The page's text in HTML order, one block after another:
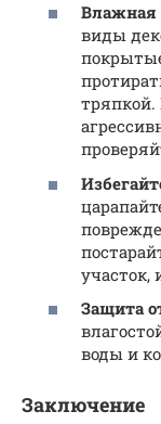
Влажная
виды
тряпкой.
участок,
Защита
воды и
Заключение